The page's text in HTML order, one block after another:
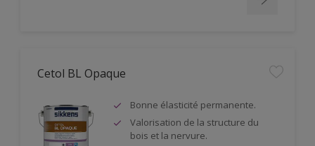
Cetol BL Opaque
Bonne élasticité permanente.
Valorisation de la structure du
bois et la nervure.